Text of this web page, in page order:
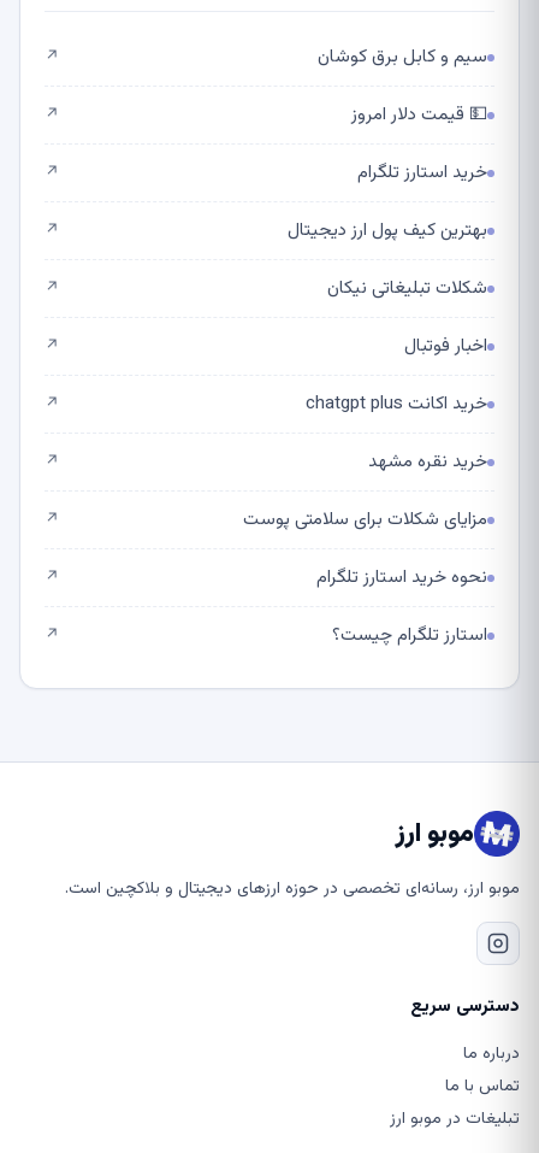
سیم و کابل برق کوشان ↗
💵 قیمت دلار امروز ↗
خرید استارز تلگرام ↗
بهترین کیف پول ارز دیجیتال ↗
شکلات تبلیغاتی نیکان ↗
اخبار فوتبال ↗
خرید اکانت chatgpt plus ↗
خرید نقره مشهد ↗
مزایای شکلات برای سلامتی پوست ↗
نحوه خرید استارز تلگرام ↗
استارز تلگرام چیست؟ ↗
موبو ارز
موبو ارز، رسانه‌ای تخصصی در حوزه ارزهای دیجیتال و بلاکچین است.
دسترسی سریع
درباره ما
تماس با ما
تبلیغات در موبو ارز